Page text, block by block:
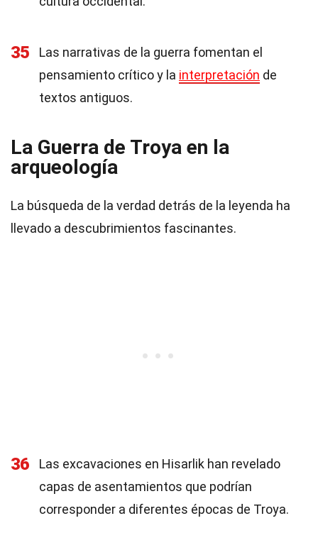
35
Las narrativas de la guerra fomentan el
pensamiento crítico y la interpretación de
textos antiguos.
La Guerra de Troya en la
arqueología
La búsqueda de la verdad detrás de la leyenda ha
llevado a descubrimientos fascinantes.
36
Las excavaciones en Hisarlik han revelado
capas de asentamientos que podrían
corresponder a diferentes épocas de Troya.